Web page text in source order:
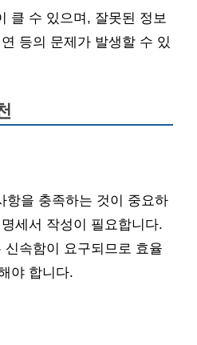
클 수 있으며, 잘못된 정보
등의 문제가 발생할 수 있
항을 충족하는 것이 중요하
세서 작성이 필요합니다.
속함이 요구되므로 효율
야 합니다.